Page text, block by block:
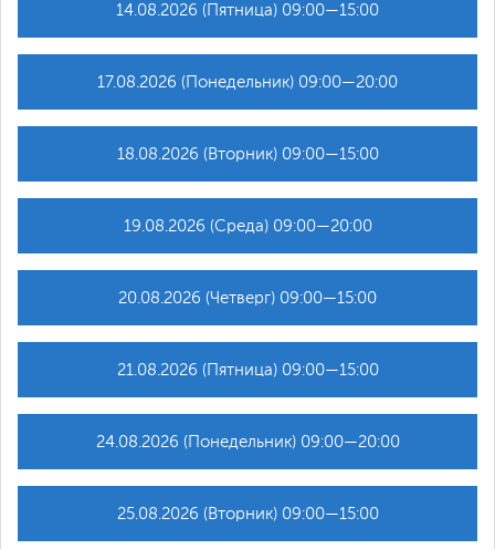
14.08.2026 (Пятница) 09:00—15:00
17.08.2026 (Понедельник) 09:00—20:00
18.08.2026 (Вторник) 09:00—15:00
19.08.2026 (Среда) 09:00—20:00
20.08.2026 (Четверг) 09:00—15:00
21.08.2026 (Пятница) 09:00—15:00
24.08.2026 (Понедельник) 09:00—20:00
25.08.2026 (Вторник) 09:00—15:00